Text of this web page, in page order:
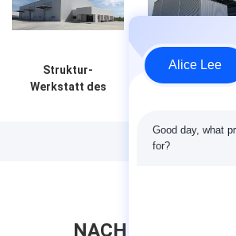
Struktur-
Werkstatt des
Q355B-Grad-
Hochbau-
NACHRICHT
Alice Lee
Good day, what
for?